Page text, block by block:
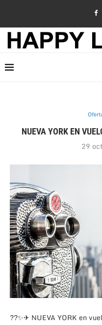
NUEVA YORK EN
29
??✨✈ NUEVA YORK en